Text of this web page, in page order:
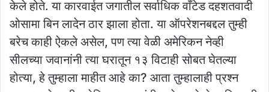
केले होते. या कारवाईत जगातील सर्वाधिक वाँटेड दहशतवादी
ओसामा बिन लादेन ठार झाला होता. या ऑपरेशनबद्दल तुम्ही
बरेच काही ऐकले असेल, पण त्या वेळी अमेरिकन नेव्ही
सीलच्या जवानांनी त्या घरातून १३ विटाही सोबत घेतल्या
होत्या, हे तुम्हाला माहीत आहे का? आता तुम्हालाही प्रश्न